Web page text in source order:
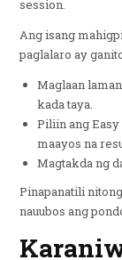
session.
Ang isang
paglalaro ay
Maglaan
kada taya.
Piliin ang
maayos na
Magtakda ng
Pinapanatili
nauubos ang